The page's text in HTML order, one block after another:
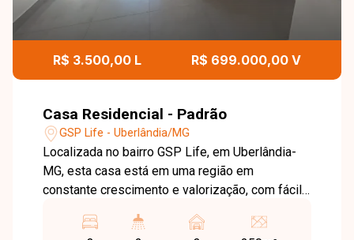
R$ 3.500,00 L R$ 699.000,00 V
Casa Residencial - Padrão
GSP Life - Uberlândia/MG
Localizada no bairro GSP Life, em Uberlândia-
MG, esta casa está em uma região em
constante crescimento e valorização, com fácil
comércios, escolas, supermercados e diversos